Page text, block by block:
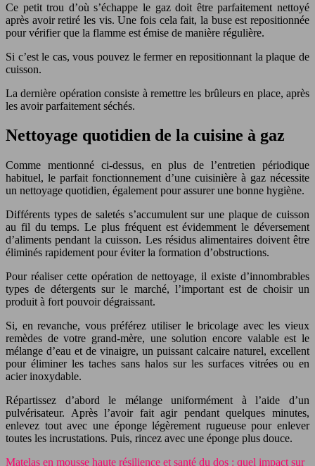
Ce petit trou d’où s’échappe le gaz doit être parfaitement nettoyé
après avoir retiré les vis. Une fois cela fait, la buse est repositionnée
pour vérifier que la flamme est émise de manière régulière.
Si c’est le cas, vous pouvez le fermer en repositionnant la plaque de
cuisson.
La dernière opération consiste à remettre les brûleurs en place, après
les avoir parfaitement séchés.
Nettoyage quotidien de la cuisine à gaz
Comme mentionné ci-dessus, en plus de l’entretien périodique
habituel, le parfait fonctionnement d’une cuisinière à gaz nécessite
un nettoyage quotidien, également pour assurer une bonne hygiène.
Différents types de saletés s’accumulent sur une plaque de cuisson
au fil du temps. Le plus fréquent est évidemment le déversement
d’aliments pendant la cuisson. Les résidus alimentaires doivent être
éliminés rapidement pour éviter la formation d’obstructions.
Pour réaliser cette opération de nettoyage, il existe d’innombrables
types de détergents sur le marché, l’important est de choisir un
produit à fort pouvoir dégraissant.
Si, en revanche, vous préférez utiliser le bricolage avec les vieux
remèdes de votre grand-mère, une solution encore valable est le
mélange d’eau et de vinaigre, un puissant calcaire naturel, excellent
pour éliminer les taches sans halos sur les surfaces vitrées ou en
acier inoxydable.
Répartissez d’abord le mélange uniformément à l’aide d’un
pulvérisateur. Après l’avoir fait agir pendant quelques minutes,
enlevez tout avec une éponge légèrement rugueuse pour enlever
toutes les incrustations. Puis, rincez avec une éponge plus douce.
Matelas en mousse haute résilience et santé du dos : quel impact sur